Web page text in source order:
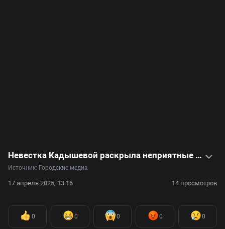
Невестка Кадышевой раскрыла неприятные тайны о сыне певицы — видео
Источник: Городские медиа
17 апреля 2025, 13:16 14 просмотров
0 0 0 0 0